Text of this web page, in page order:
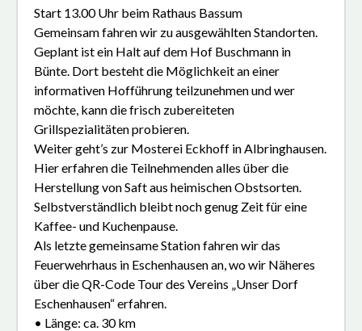
Start 13.00 Uhr beim Rathaus Bassum
Gemeinsam fahren wir zu ausgewählten Standorten.
Geplant ist ein Halt auf dem Hof Buschmann in
Bünte. Dort besteht die Möglichkeit an einer
informativen Hofführung teilzunehmen und wer
möchte, kann die frisch zubereiteten
Grillspezialitäten probieren.
Weiter geht’s zur Mosterei Eckhoff in Albringhausen.
Hier erfahren die Teilnehmenden alles über die
Herstellung von Saft aus heimischen Obstsorten.
Selbstverständlich bleibt noch genug Zeit für eine
Kaffee- und Kuchenpause.
Als letzte gemeinsame Station fahren wir das
Feuerwehrhaus in Eschenhausen an, wo wir Näheres
über die QR-Code Tour des Vereins „Unser Dorf
Eschenhausen“ erfahren.
• Länge: ca. 30 km